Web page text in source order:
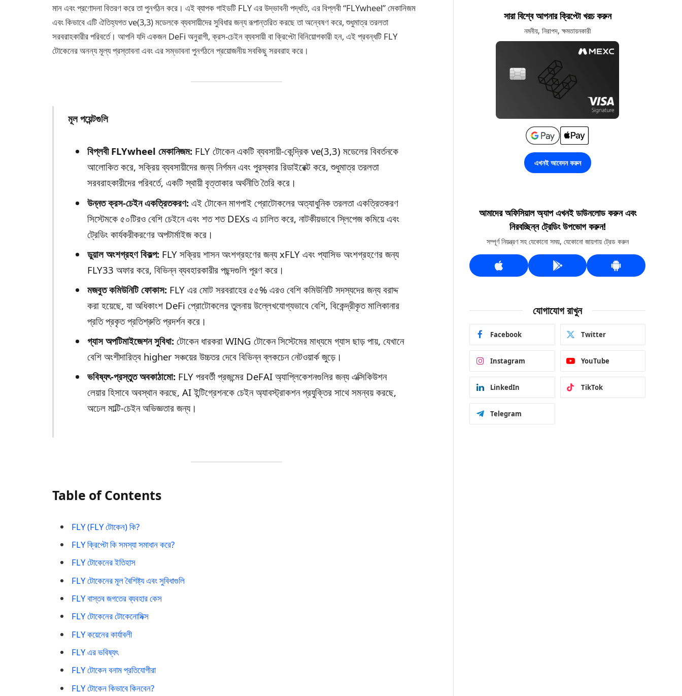
মান এবং প্রণোদনা বিতরণ করে তা পুনর্গঠন করে। এই ব্যাপক গাইডটি FLY এর উদ্ভাবনী পদ্ধতি, এর বিপ্লবী “FLYwheel” মেকানিজম
এবং কিভাবে এটি ঐতিহ্যগত ve(3,3) মডেলকে ব্যবসায়ীদের সুবিধার জন্য রূপান্তরিত করছে তা অন্বেষণ করে, শুধুমাত্র তরলতা
সরবরাহকারীর পরিবর্তে। আপনি যদি একজন DeFi অনুরাগী, ক্রস-চেইন ব্যবসায়ী বা ক্রিপ্টো বিনিয়োগকারী হন, এই প্রবন্ধটি FLY
টোকেনের অনন্য মূল্য প্রস্তাবনা এবং এর সম্ভাবনা পুনর্গঠনে প্রয়োজনীয় সবকিছু সরবরাহ করে।
মূল পয়েন্টগুলি
বিপ্লবী FLYwheel মেকানিজম:FLY টোকেন একটি ব্যবসায়ী-কেন্দ্রিক ve(3,3) মডেলের বিবর্তনকে
আলোকিত করে, সক্রিয় ব্যবসায়ীদের জন্য নির্গমন এবং পুরস্কার রিডাইরেক্ট করে, শুধুমাত্র তরলতা
সরবরাহকারীদের পরিবর্তে, একটি স্থায়ী বৃত্তাকার অর্থনীতি তৈরি করে।
উন্নত ক্রস-চেইন একত্রিতকরণ:এই টোকেন মাগপাই প্রোটোকলের অত্যাধুনিক তরলতা একত্রিতকরণ
সিস্টেমকে ৫০টিরও বেশি চেইনে এবং শত শত DEXs এ চালিত করে, নাটকীয়ভাবে স্লিপেজ কমিয়ে এবং
ট্রেডিং কার্যকরীকরণের অপটার্মাইজ করে।
ডুয়াল অংশগ্রহণ বিকল্প:FLY সক্রিয় শাসন অংশগ্রহণের জন্য xFLY এবং প্যাসিভ অংশগ্রহণের জন্য
FLY33 অফার করে, বিভিন্ন ব্যবহারকারীর পছন্দগুলি পূরণ করে।
মজবুত কমিউনিটি ফোকাস:FLY এর মোট সরবরাহের ৫৫% এরও বেশি কমিউনিটি সদস্যদের জন্য বরাদ্দ
করা হয়েছে, যা অধিকাংশ DeFi প্রোটোকলের তুলনায় উল্লেখযোগ্যভাবে বেশি, বিকেন্দ্রীকৃত মালিকানার
প্রতি প্রকৃত প্রতিশ্রুতি প্রদর্শন করে।
গ্যাস অপটিমাইজেশন সুবিধা:টোকেন ধারকরা WING টোকেন সিস্টেমের মাধ্যমে গ্যাস ছাড় পায়, যেখানে
বেশি অংশীদারিত্ব higher সঞ্চয়ের উচ্চতর দেবে বিভিন্ন ব্লকচেন নেটওয়ার্ক জুড়ে।
ভবিষ্যৎ-প্রস্তুত অবকাঠামো:FLY পরবর্তী প্রজন্মের DeFAI অ্যাপ্লিকেশনগুলির জন্য এক্সিকিউশন
লেয়ার হিসাবে অবস্থান করছে, AI ইন্টিগ্রেশনকে চেইন অ্যাবস্ট্রাকশন প্রযুক্তির সাথে সমন্বয় করছে,
অঢেল মাল্টি-চেইন অভিজ্ঞতার জন্য।
Table of Contents
FLY (FLY টোকেন) কি?
FLY ক্রিপ্টো কি সমস্যা সমাধান করে?
FLY টোকেনের ইতিহাস
FLY টোকেনের মূল বৈশিষ্ট্য এবং সুবিধাগুলি
FLY বাস্তব জগতের ব্যবহার কেস
FLY টোকেনের টোকেনোমিক্স
FLY কয়েনের কার্যাবলী
FLY এর ভবিষ্যৎ
FLY টোকেন বনাম প্রতিযোগীরা
FLY টোকেন কিভাবে কিনবেন?
সারা বিশ্বে আপনার ক্রিপ্টো খরচ করুন
নমনীয়, নিরাপদ, ক্ষমতায়নকারী
এখনই আবেদন করুন
আমাদের অফিসিয়াল অ্যাপ এখনই ডাউনলোড করুন এবং
নিরবচ্ছিন্ন ট্রেডিং উপভোগ করুন!
সম্পূর্ণ নিয়ন্ত্রণ সহ যেকোনো সময়, যেকোনো জায়গায় ট্রেড করুন
যোগাযোগ রাখুন
Facebook Twitter
Instagram YouTube
LinkedIn TikTok
Telegram